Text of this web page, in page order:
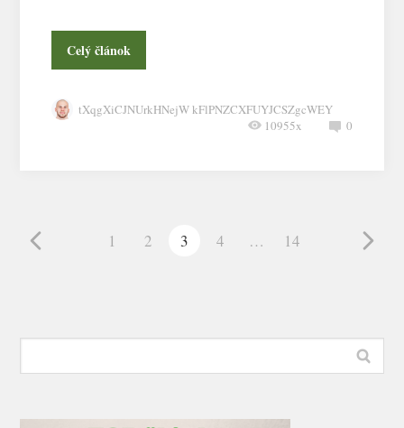
Celý článok
tXqgXiCJNUrkHNejW kFlPNZCXFUYJCSZgcWEY
0
10955x
1 2 3 4 … 14